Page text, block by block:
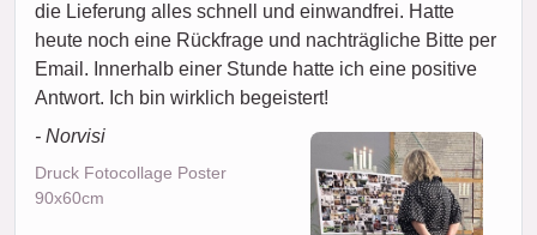
die Lieferung alles schnell und einwandfrei. Hatte
heute noch eine Rückfrage und nachträgliche Bitte per
Email. Innerhalb einer Stunde hatte ich eine positive
Antwort. Ich bin wirklich begeistert!
- Norvisi
Druck Fotocollage Poster
90x60cm